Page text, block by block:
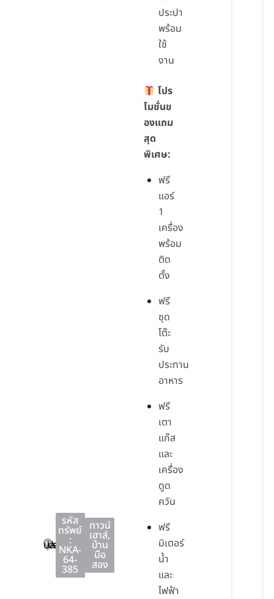
ปลวกแดง
ปลวกแดง
ระยอง
รหัส
ทรัพย์
:
NKA-
64-
385
ทาวน์
เฮาส์,
บ้าน
มือ
สอง
ประปา
พร้อม
ใช้
งาน
โปร
โมชั่นข
องแถม
สุด
พิเศษ:
ฟรี
แอร์
1
เครื่อง
พร้อม
ติด
ตั้ง
ฟรี
ชุด
โต๊ะ
รับ
ประทาน
อาหาร
ฟรี
เตา
แก๊ส
และ
เครื่อง
ดูด
ควัน
ฟรี
มิเตอร์
น้ำ
และ
ไฟฟ้า